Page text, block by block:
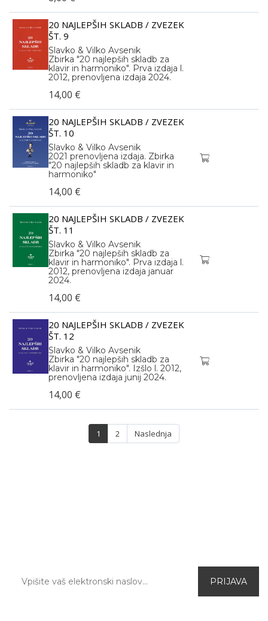
20 NAJLEPŠIH SKLADB / ZVEZEK
ŠT. 9
Slavko & Vilko Avsenik
Zbirka "20 najlepših skladb za
klavir in harmoniko". Prva izdaja l.
2012, prenovljena izdaja 2024.
14,00 €
20 NAJLEPŠIH SKLADB / ZVEZEK
ŠT. 10
Slavko & Vilko Avsenik
2021 prenovljena izdaja. Zbirka
"20 najlepših skladb za klavir in
harmoniko"
14,00 €
20 NAJLEPŠIH SKLADB / ZVEZEK
ŠT. 11
Slavko & Vilko Avsenik
Zbirka "20 najlepših skladb za
klavir in harmoniko". Prva izdaja l.
2012, prenovljena izdaja januar
2024.
14,00 €
20 NAJLEPŠIH SKLADB / ZVEZEK
ŠT. 12
Slavko & Vilko Avsenik
Zbirka "20 najlepših skladb za
klavir in harmoniko". Izšlo l. 2012,
prenovljena izdaja junij 2024.
14,00 €
1 2 Naslednja